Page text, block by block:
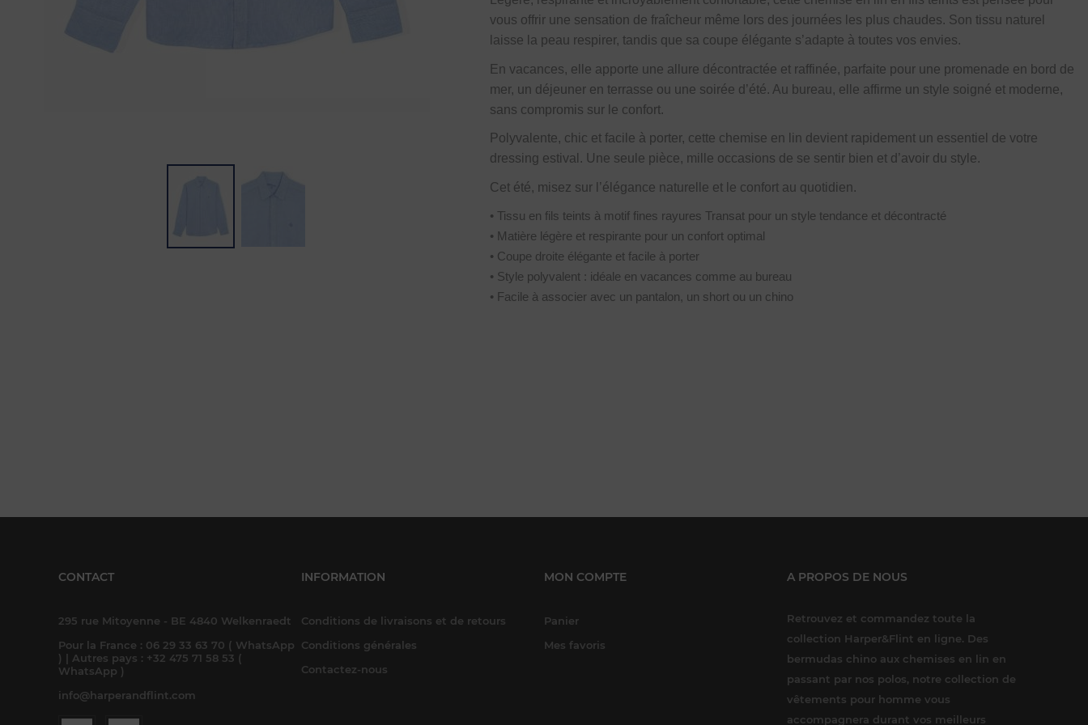
vous offrir une sensation de fraîcheur même lors des journées les plus chaudes. Son tissu naturel
laisse la peau respirer, tandis que sa coupe élégante s’adapte à toutes vos envies.
En vacances, elle apporte une allure décontractée et raffinée, parfaite pour une promenade en bord de
mer, un déjeuner en terrasse ou une soirée d’été. Au bureau, elle affirme un style soigné et moderne,
sans compromis sur le confort.
Polyvalente, chic et facile à porter, cette chemise en lin devient rapidement un essentiel de votre
dressing estival. Une seule pièce, mille occasions de se sentir bien et d’avoir du style.
Cet été, misez sur l’élégance naturelle et le confort au quotidien.
• Tissu en fils teints à motif fines rayures Transat pour un style tendance et décontracté
• Matière légère et respirante pour un confort optimal
• Coupe droite élégante et facile à porter
• Style polyvalent : idéale en vacances comme au bureau
• Facile à associer avec un pantalon, un short ou un chino
CONTACT
295 rue Mitoyenne - BE 4840 Welkenraedt
Pour la France : 06 29 33 63 70 ( WhatsApp
) | Autres pays : +32 475 71 58 53 (
WhatsApp )
info@harperandflint.com
INFORMATION
Conditions de livraisons et de retours
Conditions générales
Contactez-nous
MON COMPTE
Panier
Mes favoris
A PROPOS DE NOUS
Retrouvez et commandez toute la
collection Harper&Flint en ligne. Des
bermudas chino aux chemises en lin en
passant par nos polos, notre collection de
vêtements pour homme vous
accompagnera durant vos meilleurs